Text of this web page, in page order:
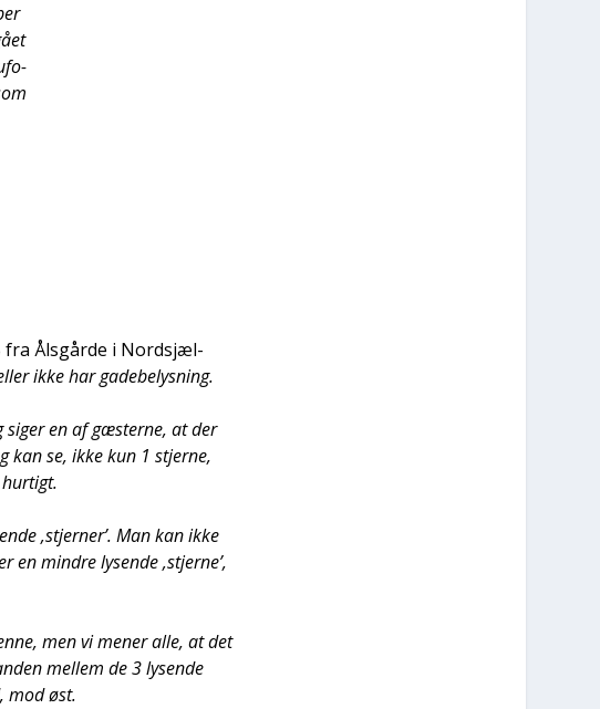
Åls­går­de i Nord­s­jæl­
ikke har gade­be­lys­ning.
siger en af gæster­ne, at der
kan se, ikke kun 1 stjer­ne,
‚stjer­ner’. Man kan ikke
min­dre lysen­de ‚stjer­ne’,
men vi mener alle, at det
mel­lem de 3 lysen­de
mod øst.